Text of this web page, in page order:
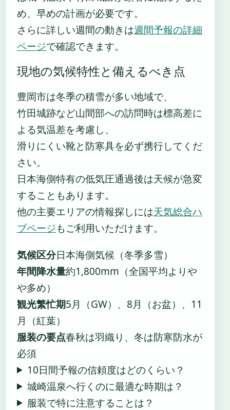
め、早めの計画が必要です。
さらに詳しい週間の動きは週間予報の詳細
ページで確認できます。
現地の気候特性と備えるべき点
豊岡市は冬季の積雪が多い地域で、
竹田城跡など山間部への訪問時は標高差に
よる気温差を考慮し、
滑りにくい靴と防寒具を必ず携行してくだ
さい。
日本海側特有の低気圧通過後は天候が急変
することもあります。
他の主要エリアの情報探しには天気総合ハ
ブページもご利用いただけます。
気候区分日本海側気候（冬季多雪）
年間降水量約1,800mm（全国平均よりや
や多め）
観光繁忙期5月（GW）、8月（お盆）、11
月（紅葉）
服装の要点春秋は羽織り、冬は防寒防水が
必須
10日間予報の信頼度はどのくらい？
城崎温泉へ行くのに最適な時期は？
服装で特に注意することは？